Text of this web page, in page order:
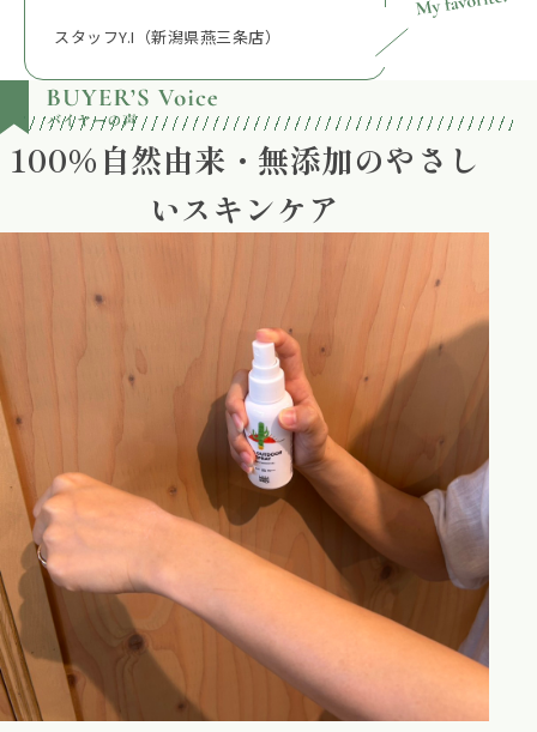
スタッフY.I（新潟県燕三条店）
100％自然由来・無添加のやさし
いスキンケア